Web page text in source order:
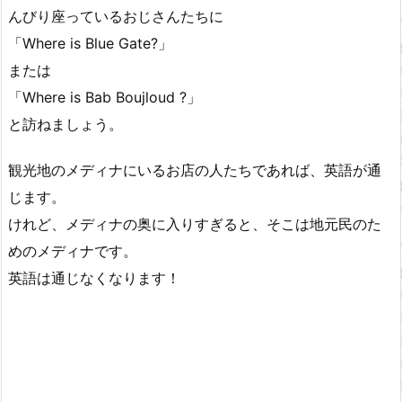
んびり座っているおじさんたちに
「Where is Blue Gate?」
または
「Where is Bab Boujloud ?」
と訪ねましょう。
観光地のメディナにいるお店の人たちであれば、英語が通
じます。
けれど、メディナの奥に入りすぎると、そこは地元民のた
めのメディナです。
英語は通じなくなります！